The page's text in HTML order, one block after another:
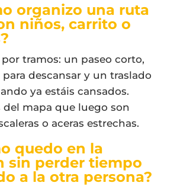
organizo una ruta
niños, carrito o
tramos: un paseo corto,
descansar y un traslado
ya estáis cansados.
del mapa que luego son
o aceras estrechas.
quedo en la
sin perder tiempo
a la otra persona?